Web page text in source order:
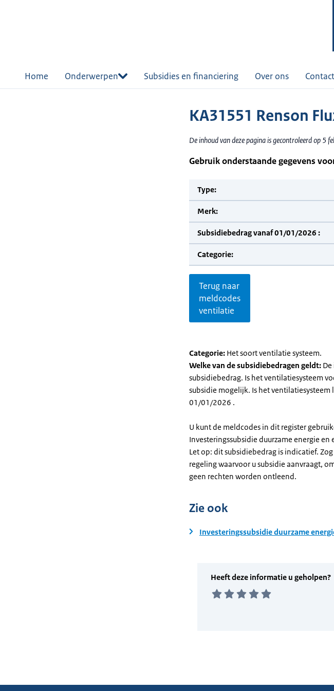
Home Onderwerpen Subsidies en financiering Over ons Contact
KA31551 Renson
De inhoud van deze pagina is gecontroleerd op 5
Gebruik onderstaande gegevens
Type:
Merk:
Subsidiebedrag vanaf 01/01/2026 :
Categorie:
Terug naar
meldcodes
ventilatie
Categorie: Het soort ventilatie systeem.
Welke van de subsidiebedragen geldt:
subsidiebedrag. Is het ventilatiesysteem
subsidie mogelijk. Is het
01/01/2026 .
U kunt de meldcodes in dit register
Investeringssubsidie duurzame energie en
Let op: dit subsidiebedrag is indicatief.
regeling waarvoor u subsidie aanvraagt,
geen rechten worden ontleend.
Zie ook
Investeringssubsidie duurzame